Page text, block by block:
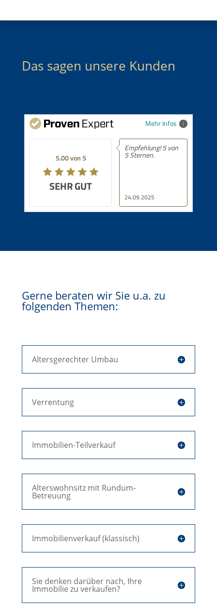
Das sagen unsere Kunden
Mehr Infos
5.00 von 5
SEHR GUT
24.09.2025
Empfehlung! 5 von
5 Sternen.
Gerne beraten wir Sie u.a. zu
folgenden Themen:
Altersgerechter Umbau
Verrentung
Immobilien-Teilverkauf
Alterswohnsitz mit Rundum-
Betreuung
Immobilienverkauf (klassisch)
Sie denken darüber nach, Ihre
Immobilie zu verkaufen?